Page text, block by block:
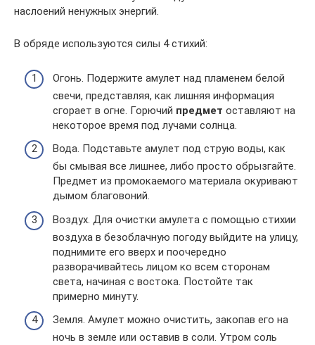
наслоений ненужных энергий.
В обряде используются силы 4 стихий:
Огонь. Подержите амулет над пламенем белой
свечи, представляя, как лишняя информация
сгорает в огне. Горючий предмет оставляют на
некоторое время под лучами солнца.
Вода. Подставьте амулет под струю воды, как
бы смывая все лишнее, либо просто обрызгайте.
Предмет из промокаемого материала окуривают
дымом благовоний.
Воздух. Для очистки амулета с помощью стихии
воздуха в безоблачную погоду выйдите на улицу,
поднимите его вверх и поочередно
разворачивайтесь лицом ко всем сторонам
света, начиная с востока. Постойте так
примерно минуту.
Земля. Амулет можно очистить, закопав его на
ночь в земле или оставив в соли. Утром соль